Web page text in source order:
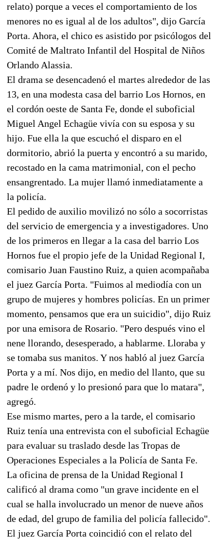
relato) porque a veces el comportamiento de los
menores no es igual al de los adultos", dijo García
Porta. Ahora, el chico es asistido por psicólogos del
Comité de Maltrato Infantil del Hospital de Niños
Orlando Alassia.
El drama se desencadenó el martes alrededor de las
13, en una modesta casa del barrio Los Hornos, en
el cordón oeste de Santa Fe, donde el suboficial
Miguel Angel Echagüe vivía con su esposa y su
hijo. Fue ella la que escuchó el disparo en el
dormitorio, abrió la puerta y encontró a su marido,
recostado en la cama matrimonial, con el pecho
ensangrentado. La mujer llamó inmediatamente a
la policía.
El pedido de auxilio movilizó no sólo a socorristas
del servicio de emergencia y a investigadores. Uno
de los primeros en llegar a la casa del barrio Los
Hornos fue el propio jefe de la Unidad Regional I,
comisario Juan Faustino Ruiz, a quien acompañaba
el juez García Porta. "Fuimos al mediodía con un
grupo de mujeres y hombres policías. En un primer
momento, pensamos que era un suicidio", dijo Ruiz
por una emisora de Rosario. "Pero después vino el
nene llorando, desesperado, a hablarme. Lloraba y
se tomaba sus manitos. Y nos habló al juez García
Porta y a mí. Nos dijo, en medio del llanto, que su
padre le ordenó y lo presionó para que lo matara",
agregó.
Ese mismo martes, pero a la tarde, el comisario
Ruiz tenía una entrevista con el suboficial Echagüe
para evaluar su traslado desde las Tropas de
Operaciones Especiales a la Policía de Santa Fe.
La oficina de prensa de la Unidad Regional I
calificó al drama como "un grave incidente en el
cual se halla involucrado un menor de nueve años
de edad, del grupo de familia del policía fallecido".
El juez García Porta coincidió con el relato del